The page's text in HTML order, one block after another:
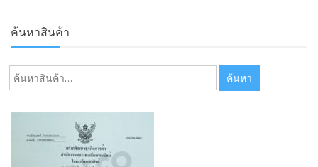
ค้นหาสินค้า
ค้นหา: ค้นหา